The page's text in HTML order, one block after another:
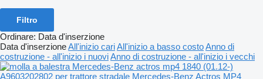
Filtro
Ordinare: Data d'inserzione
Data d'inserzioneAll'inizio cariAll'inizio a basso costoAnno di
costruzione - all'inizio i nuoviAnno di costruzione - all'inizio i vecchi